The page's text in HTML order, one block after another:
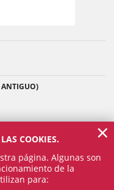
ANTIGUO)
COOKIES.
página. Algunas son
de la
para:
×